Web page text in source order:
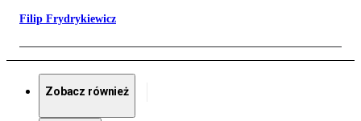
Filip Frydrykiewicz
Zobacz również